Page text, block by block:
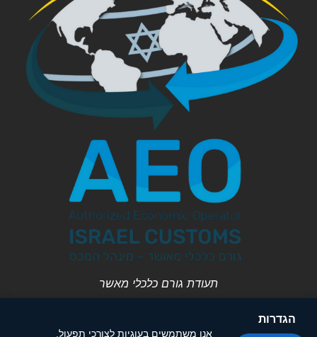
תעודת גורם כלכלי מאשר
אנו משתמשים בעוגיות לצורכי תפעול,
הגדרות